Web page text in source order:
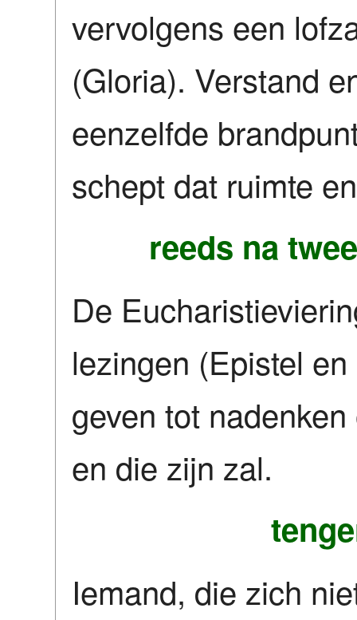
vervolgens een
(Gloria). Verstand
eenzelfde
schept dat ruimte
reeds na
De
lezingen (Epistel
geven tot
en die zijn zal.
Iemand, die zich